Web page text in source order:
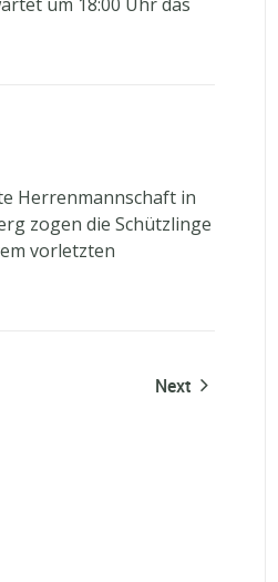
Herrenmannschaft in
zogen die Schützlinge
vorletzten
Next